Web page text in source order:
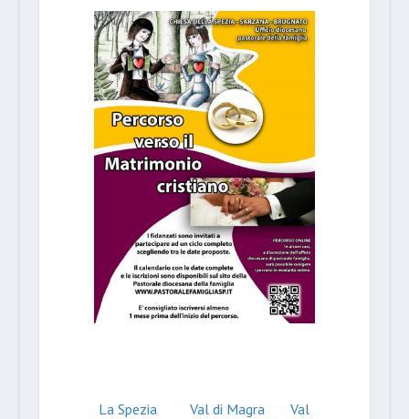
La Spezia Val di Magra
Val